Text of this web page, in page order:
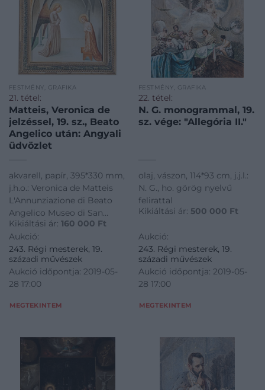
FESTMÉNY, GRAFIKA
21. tétel:
Matteis, Veronica de
jelzéssel, 19. sz., Beato
Angelico után: Angyali
üdvözlet
akvarell, papír, 395*330 mm,
j.h.o.: Veronica de Matteis
L'Annunziazione di Beato
Angelico Museo di San
Marco
Kikiáltási ár: 160 000 Ft
Aukció:
243. Régi mesterek, 19.
századi művészek
Aukció időpontja: 2019-05-
28 17:00
MEGTEKINTEM
FESTMÉNY, GRAFIKA
22. tétel:
N. G. monogrammal, 19.
sz. vége: "Allegória II."
olaj, vászon, 114*93 cm, j.j.l.:
N. G., ho. görög nyelvű
felirattal
Kikiáltási ár: 500 000 Ft
Aukció:
243. Régi mesterek, 19.
századi művészek
Aukció időpontja: 2019-05-
28 17:00
MEGTEKINTEM